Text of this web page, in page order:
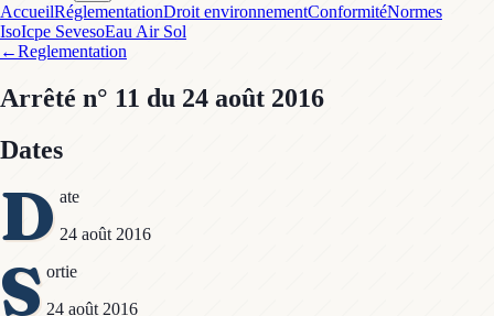
AccueilRéglementationDroit environnementConformitéNormes
IsoIcpe SevesoEau Air Sol
←Reglementation
Arrêté n° 11 du 24 août 2016
Dates
D ate
24 août 2016
S ortie
24 août 2016